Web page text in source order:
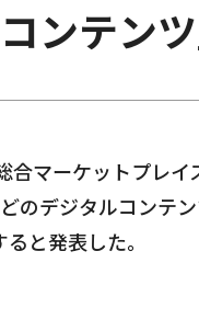
ンテン
合マーケットプレ
のデジタルコンテ
と発表した。